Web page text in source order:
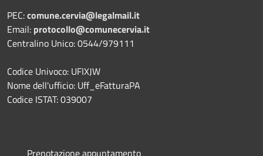
PEC:comune.cervia@legalmail.it
Email: protocollo@comunecervia.it
Centralino Unico: 0544/979111
Codice Univoco: UFIXJW
Nome dell'ufficio: Uff_eFatturaPA
Codice ISTAT: 039007
Prenotazione appuntamento